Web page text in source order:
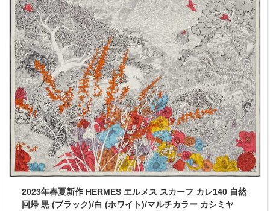
2023年春夏新作 HERMES エルメス スカーフ カレ140 自然
回帰 黒 (ブラック)/白 (ホワイト)/マルチカラー カシミヤ